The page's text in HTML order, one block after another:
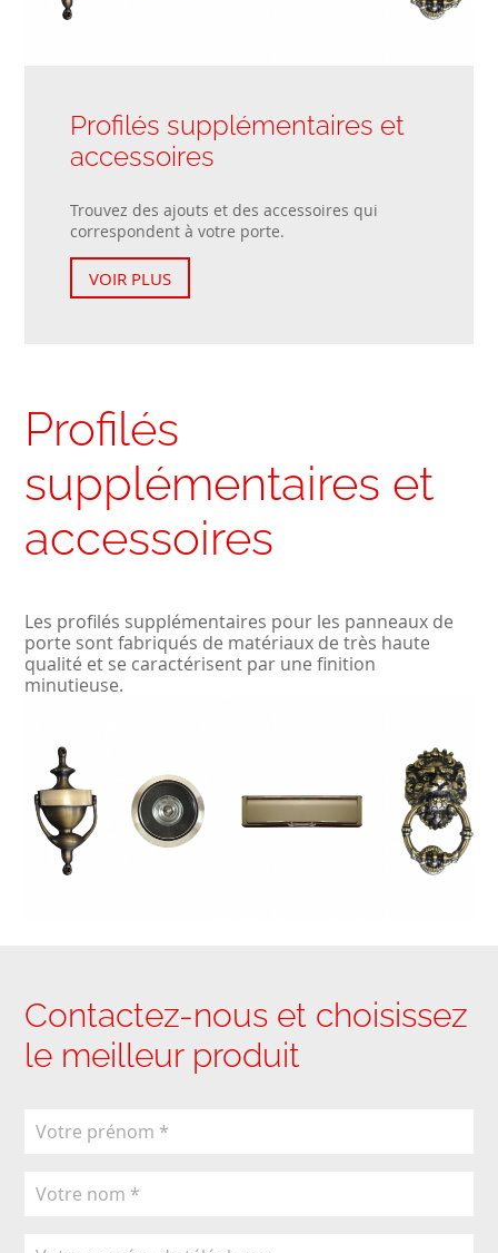
Profilés supplémentaires et
accessoires
Trouvez des ajouts et des accessoires qui
correspondent à votre porte.
VOIR PLUS
Profilés
supplémentaires et
accessoires
Les profilés supplémentaires pour les panneaux de
porte sont fabriqués de matériaux de très haute
qualité et se caractérisent par une finition
minutieuse.
Contactez-nous et choisissez
le meilleur produit